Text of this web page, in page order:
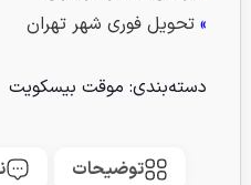
» تحویل فوری شهر تهران
دسته‌بندی: موقت بیسکویت
توضیحات